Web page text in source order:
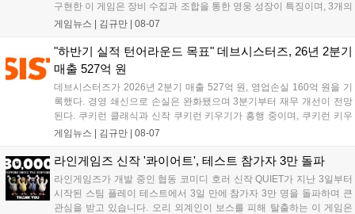
구현한 이 게임은 장비 수집과 조합을 통한 영웅 성장이 특징이며, 3개의
무기 스킬을 활용한 전략적 전투와 길드전 등 다양한 콘텐츠를 제공한
혜택을 지급하며, 상세 내용은 공식 라운지에서 확인할 수 있다. 이용자
는 게임 접속 및 주요 콘텐츠 플레이를 통해 성장을 지원받을 수 있다....
게임뉴스 | 김규만 08-07
"하반기 실적 턴어라운드 목표" 데브시스터즈, 26년 2분기
매출 527억 원
데브시스터즈가 2026년 2분기 매출 527억 원, 영업손실 160억 원을 기
록했다. 경영 쇄신으로 손실은 완화됐으며 3분기부터 재무 개선이 전망
된다. 쿠키런 클래식과 신작 쿠키런 키우기가 흥행 중이며, 쿠키런 키우
기는 13일 첫 업데이트를 시작으로 2주 간격의 콘텐츠를 제공한다. 또한
이다. 회사는 비용 효율화와 신작 흥행을 통해 하반기 실적 턴어라운드
를 이끌 방침이다....
게임뉴스 | 김규만 08-07
라인게임즈 신작 '콰이어트', 테스트 참가자 3만 돌파
라인게임즈가 개발 중인 협동 코미디 호러 신작 QUIET가 지난 3일부터
시작된 스팀 플레이 테스트에서 3일 만에 참가자 3만 명을 돌파하며 큰
관심을 받고 있습니다. 오리 외계인이 보스를 피해 탈출하는 이 게임은